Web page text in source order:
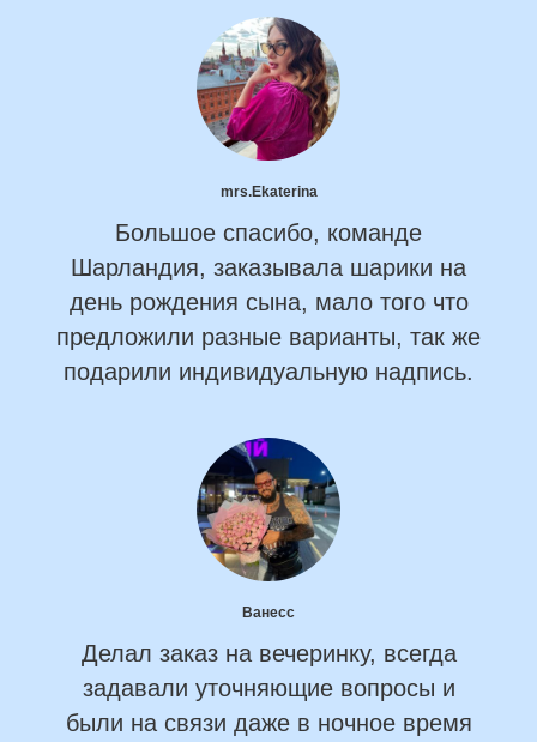
mrs.Ekaterina
Большое спасибо, команде
Шарландия, заказывала шарики на
день рождения сына, мало того что
предложили разные варианты, так же
подарили индивидуальную надпись.
Ванесс
Делал заказ на вечеринку, всегда
задавали уточняющие вопросы и
были на связи даже в ночное время